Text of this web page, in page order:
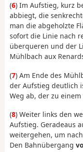
(6) Im Aufstieg, kurz
abbiegt, die
man die abgeholzte
sofort die Linie nach
überqueren und der
Mühl­bach aux
(7) Am Ende des
der Aufstieg deutlich
Weg ab, der zu
(8) Weiter links den
Aufstieg. Geradeaus
weitergehen, um
Den Bahnübergang